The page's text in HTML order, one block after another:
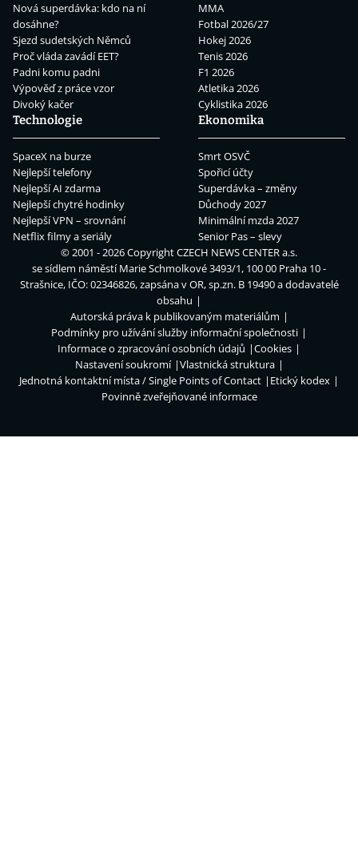
Nová superdávka: kdo na ní
dosáhne?
Sjezd sudetských Němců
Proč vláda zavádí EET?
Padni komu padni
Výpověď z práce vzor
Divoký kačer
MMA
Fotbal 2026/27
Hokej 2026
Tenis 2026
F1 2026
Atletika 2026
Cyklistika 2026
Technologie
SpaceX na burze
Nejlepší telefony
Nejlepší AI zdarma
Nejlepší chytré hodinky
Nejlepší VPN – srovnání
Netflix filmy a seriály
Ekonomika
Smrt OSVČ
Spořicí účty
Superdávka – změny
Důchody 2027
Minimální mzda 2027
Senior Pas – slevy
© 2001 - 2026 CopyrightCZECH NEWS CENTER a.s.
se sídlem náměstí Marie Schmolkové 3493/1, 100 00 Praha 10 -
Strašnice, IČO: 02346826, zapsána v OR, sp.zn. B 19490 a dodavatelé
obsahu
Autorská práva k publikovaným materiálům
Podmínky pro užívání služby informační společnosti
Informace o zpracování osobních údajů
Cookies
Nastavení soukromí
Vlastnická struktura
Jednotná kontaktní místa / Single Points of Contact
Etický kodex
Povinně zveřejňované informace